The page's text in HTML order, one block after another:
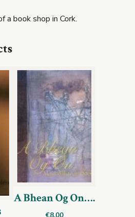
a book shop in Cork.
A Bhean Og On….